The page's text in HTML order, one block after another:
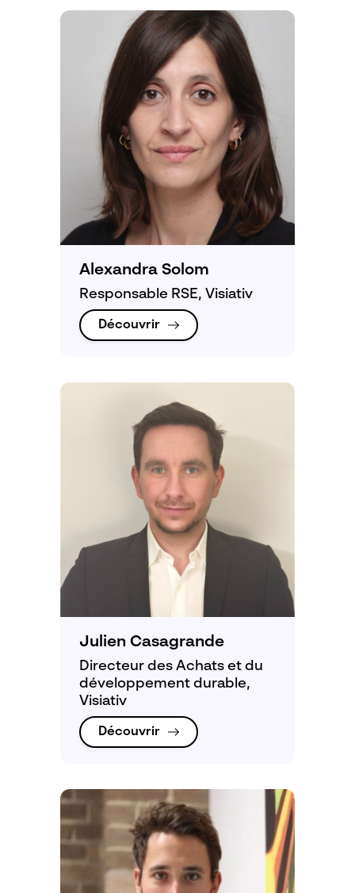
Alexandra Solom
Responsable RSE, Visiativ
Découvrir
Julien Casagrande
Directeur des Achats et du
développement durable,
Visiativ
Découvrir